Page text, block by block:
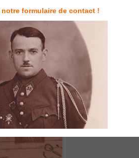
notre formulaire de contact !